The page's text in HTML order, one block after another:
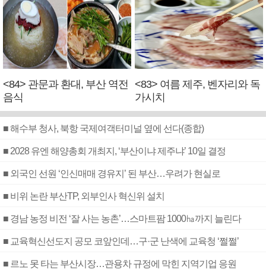
<84> 관문과 환대, 부산 역전
음식
<83> 여름 제주, 벤자리와 독
가시치
■ 해수부 청사, 북항 국제여객터미널 옆에 선다(종합)
■ 2028 유엔 해양총회 개최지, ‘부산이냐 제주냐’ 10일 결정
■ 외국인 선원 ‘인신매매 경유지’ 된 부산…우려가 현실로
■ 비위 논란 부산TP, 외부인사 혁신위 설치
■ 경남 농정 비전 ‘잘 사는 농촌’…스마트팜 1000㏊까지 늘린다
■ 교육혁신선도지 공모 코앞인데…구·군 난색에 교육청 ‘쩔쩔’
■ 르노 못 타는 부산시장…관용차 규정에 막힌 지역기업 응원